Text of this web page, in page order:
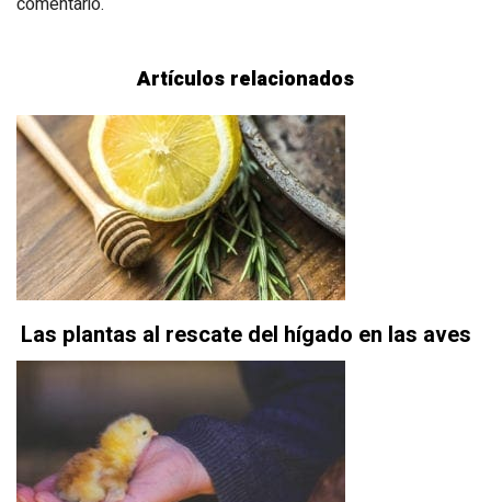
Artículos relacionados
Las plantas al rescate del hígado en las aves